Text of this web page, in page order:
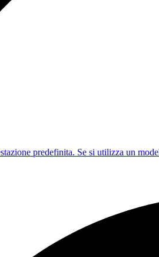
predefinita. Se si utilizza un